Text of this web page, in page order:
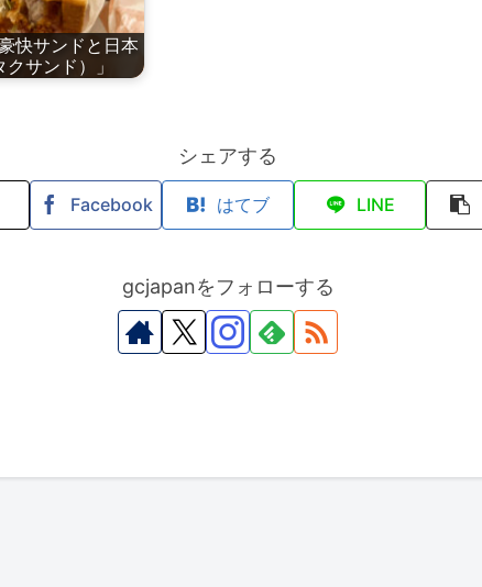
快サンドと日本
サンド）」
シェアする
Facebook はてブ LINE
gcjapanをフォローする